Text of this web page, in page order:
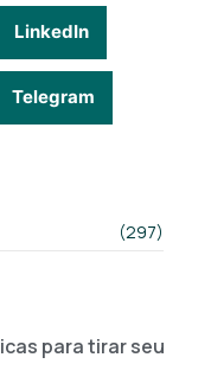
LinkedIn
Telegram
(297)
para tirar seu